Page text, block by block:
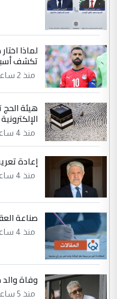
جامعاتها سنويا
عبد الأمير جاسم هليل
التعليق : نحن اباء
نتشرف بلقاء
الموضوع :
مكتب
لدينا اي حساب على
لماذا
تكشف
منذ 2 ساعة
هيئة
الإلكترونية
منذ 4 ساعة
إعادة
منذ 4 ساعة
صناعة
منذ 4 ساعة
وفاة والد ميسي
منذ 5 ساعة